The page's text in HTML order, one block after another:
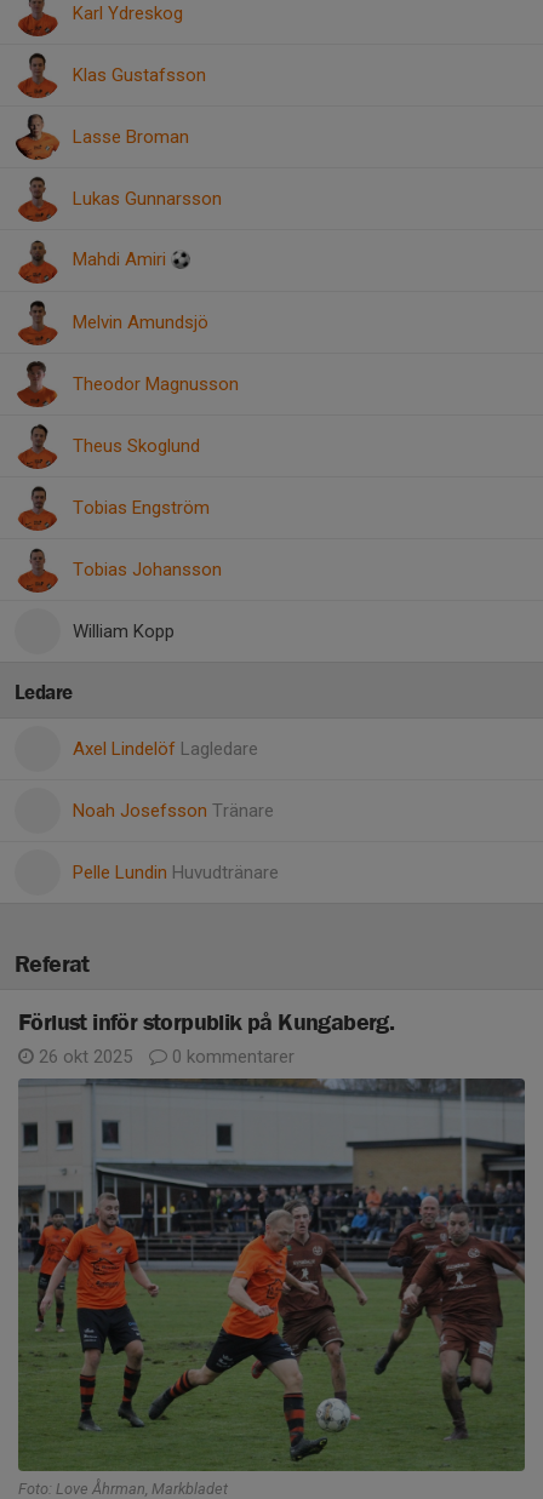
Karl Ydreskog
Klas Gustafsson
Lasse Broman
Lukas Gunnarsson
Mahdi Amiri
Melvin Amundsjö
Theodor Magnusson
Theus Skoglund
Tobias Engström
Tobias Johansson
William Kopp
Ledare
Axel Lindelöf Lagledare
Noah Josefsson Tränare
Pelle Lundin Huvudtränare
Referat
Förlust inför storpublik på Kungaberg.
26 okt 2025 0 kommentarer
Foto: Love Åhrman, Markbladet